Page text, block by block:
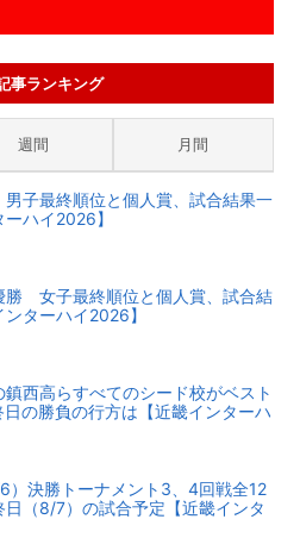
事ランキング
週間 月間
子最終順位と個人賞、試合結果一
ハイ2026】
勝 女子最終順位と個人賞、試合結
ターハイ2026】
西高らすべてのシード校がベスト
の勝負の行方は【近畿インターハ
）決勝トーナメント3、4回戦全12
日（8/7）の試合予定【近畿インタ